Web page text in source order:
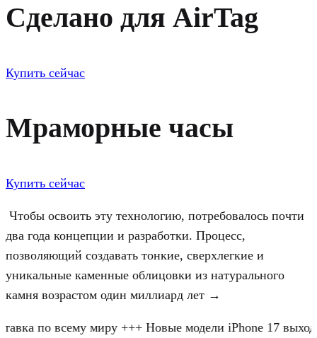
Сделано для AirTag
Купить сейчас
Мраморные часы
Купить сейчас
Чтобы освоить эту технологию, потребовалось почти
два года концепции и разработки. Процесс,
позволяющий создавать тонкие, сверхлегкие и
уникальные каменные облицовки из натурального
камня возрастом один миллиард лет →
по всему миру +++ Новые модели iPhone 17